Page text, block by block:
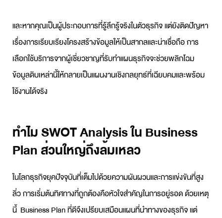
และหากคุณเป็นผู้ประกอบการที่รู้ลึกรู้จริงในตัวธุรกิจ แต่ยังติดปัญหา
เรื่องการเรียบเรียงโครงสร้างข้อมูลให้เป็นสากลและน่าเชื่อถือ การ
เลือกใช้บริการจากผู้เชี่ยวชาญที่รับทำแผนธุรกิจจะช่วยพลิกโฉม
ข้อมูลดิบเหล่านี้ให้กลายเป็นแผนงานเชิงกลยุทธ์ที่เฉียบคมและพร้อม
ใช้งานได้จริง
ทำไม SWOT Analysis ใน Business
Plan ส่วนใหญ่ถึงล้มเหลว
ในโลกธุรกิจยุคปัจจุบันที่เต็มไปด้วยความผันผวนและการแข่งขันที่สูง
ลิ่ว การเริ่มต้นทิศทางที่ถูกต้องคือหัวใจสำคัญในการอยู่รอด ด้วยเหตุ
นี้ Business Planที่ดีจึงเปรียบเสมือนแผนที่นำทางของธุรกิจ แต่